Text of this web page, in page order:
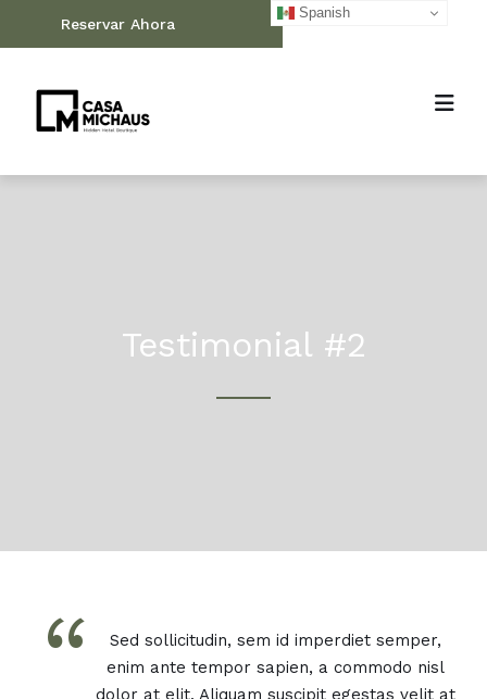
Reservar Ahora
Testimonial #2
Sed sollicitudin, sem id imperdiet semper,
enim ante tempor sapien, a commodo nisl
dolor at elit. Aliquam suscipit egestas velit at
Spanish